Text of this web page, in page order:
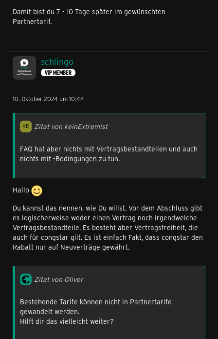
Damit bist du 7 - 10 Tage später im gewünschten
Partnertarif.
schlingo
VIP MEMBER
10. Oktober 2024 um 10:44
Zitat von keinExtremist
FAQ hat aber nichts mit Vertragsbestandteilen und auch
nichts mit -Bedingungen zu tun.
Hallo
Du kannst das nennen, wie Du willst. Vor dem Abschluss gibt
es logischerweise weder einen Vertrag noch irgendwelche
Vertragsbestandteile. Es besteht aber Vertragsfreiheit, die
auch für congstar gilt. Es ist einfach Fakt, dass congstar den
Rabatt nur auf Neuverträge gewährt.
Zitat von Oliver
Bestehende Tarife können nicht in Partnertarife
gewandelt werden.
Hilft dir das vielleicht weiter?